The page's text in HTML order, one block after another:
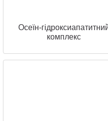
Осеїн-
комплекс